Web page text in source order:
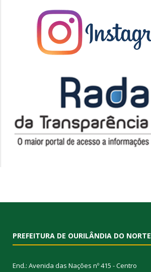
PREFEITURA DE OURILÂNDIA DO NORTE
End.: Avenida das Nações nº 415 - Centro